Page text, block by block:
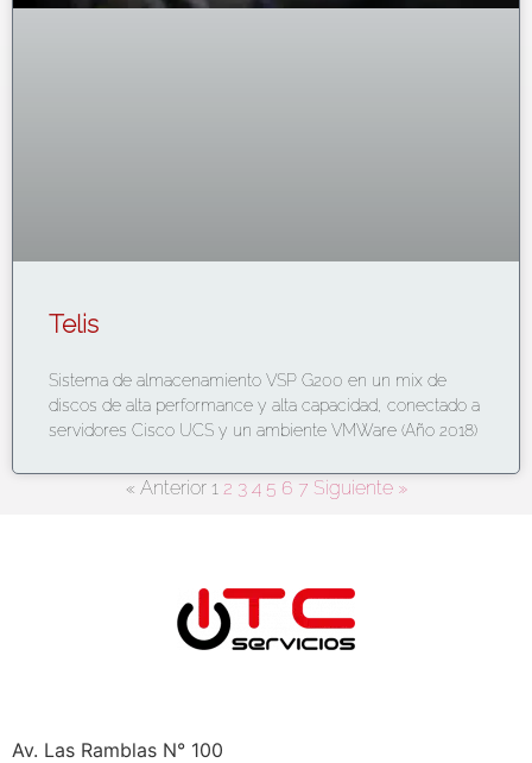
Telis
Sistema de almacenamiento VSP G200 en un mix de
discos de alta performance y alta capacidad, conectado a
servidores Cisco UCS y un ambiente VMWare (Año 2018)
« Anterior 1 2 3 4 5 6 7 Siguiente »
Av. Las Ramblas N° 100